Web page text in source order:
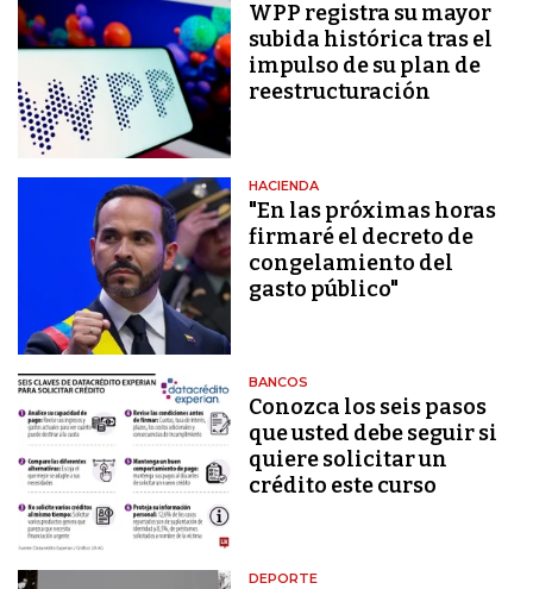
WPP registra su mayor
subida histórica tras el
impulso de su plan de
reestructuración
HACIENDA
"En las próximas horas
firmaré el decreto de
congelamiento del
gasto público"
BANCOS
Conozca los seis pasos
que usted debe seguir si
quiere solicitar un
crédito este curso
DEPORTE